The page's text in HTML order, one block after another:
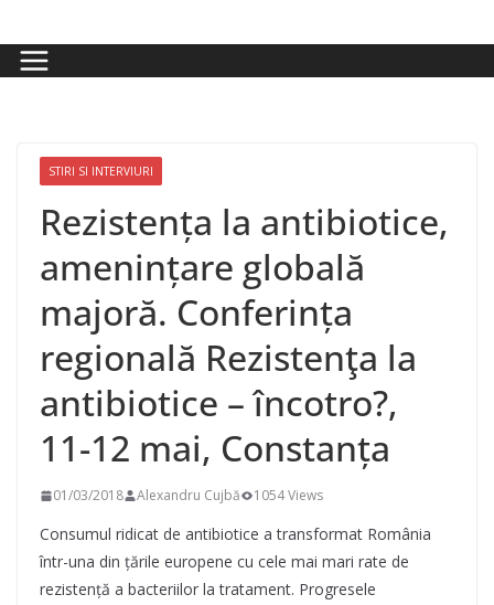
to
content
STIRI SI INTERVIURI
Rezistența la antibiotice,
amenințare globală
majoră. Conferința
regională Rezistenţa la
antibiotice – încotro?,
11-12 mai, Constanța
01/03/2018 Alexandru Cujbă 1054 Views
Consumul ridicat de antibiotice a transformat România
într-una din țările europene cu cele mai mari rate de
rezistență a bacteriilor la tratament. Progresele